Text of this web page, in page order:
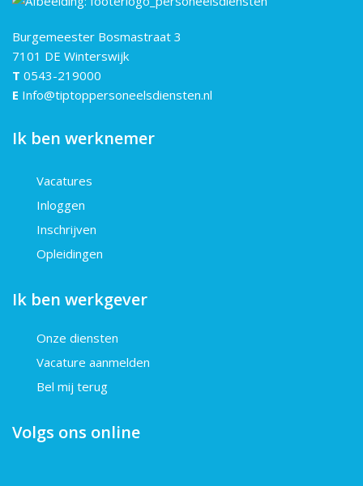
Burgemeester Bosmastraat 3
7101 DE Winterswijk
T 0543-219000
E Info@tiptoppersoneelsdiensten.nl
Ik ben werknemer
Vacatures
Inloggen
Inschrijven
Opleidingen
Ik ben werkgever
Onze diensten
Vacature aanmelden
Bel mij terug
Volgs ons online